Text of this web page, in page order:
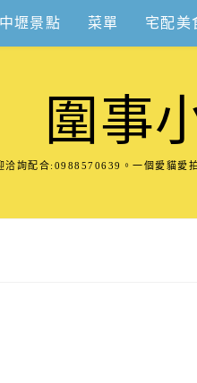
壢景點 菜單 宅配美
圍事
洽詢配合:0988570639。一個愛貓愛